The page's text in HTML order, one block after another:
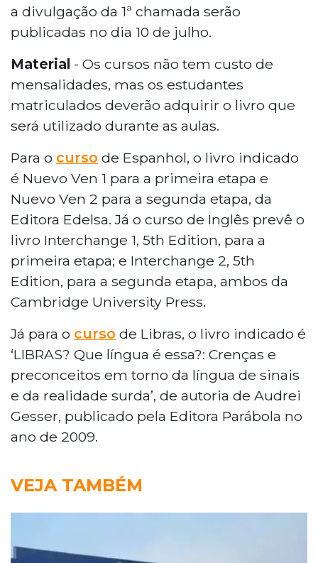
a divulgação da 1ª chamada serão
publicadas no dia 10 de julho.
Material - Os cursos não tem custo de
mensalidades, mas os estudantes
matriculados deverão adquirir o livro que
será utilizado durante as aulas.
Para o curso de Espanhol, o livro indicado
é Nuevo Ven 1 para a primeira etapa e
Nuevo Ven 2 para a segunda etapa, da
Editora Edelsa. Já o curso de Inglês prevê o
livro Interchange 1, 5th Edition, para a
primeira etapa; e Interchange 2, 5th
Edition, para a segunda etapa, ambos da
Cambridge University Press.
Já para o curso de Libras, o livro indicado é
‘LIBRAS? Que língua é essa?: Crenças e
preconceitos em torno da língua de sinais
e da realidade surda’, de autoria de Audrei
Gesser, publicado pela Editora Parábola no
ano de 2009.
VEJA TAMBÉM